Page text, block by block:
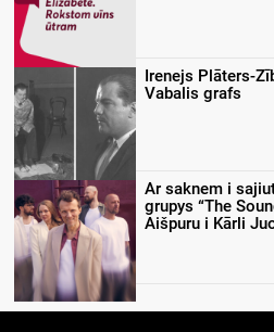
Irenejs Plāters-
Vabalis grafs
Ar saknem i
grupys “The
Aišpuru i Kārli